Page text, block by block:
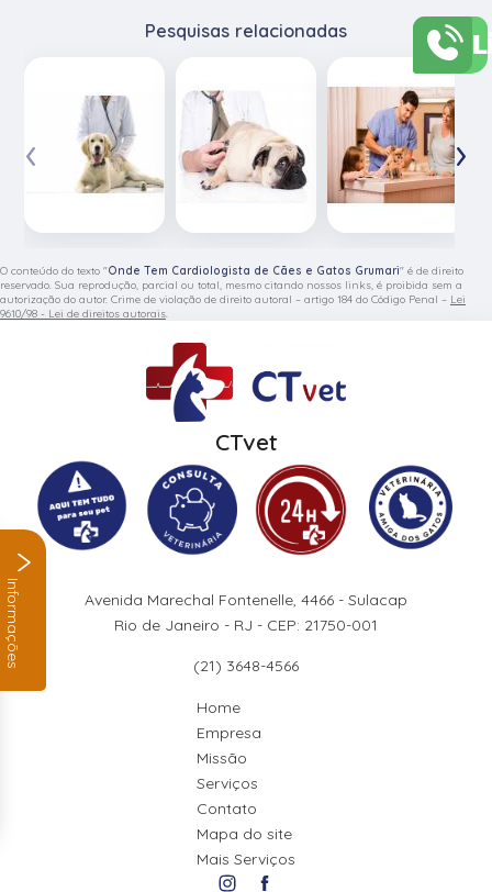
Pesquisas relacionadas
‹ ›
O conteúdo do texto "Onde Tem Cardiologista de Cães e Gatos Grumari" é de direito
reservado. Sua reprodução, parcial ou total, mesmo citando nossos links, é proibida sem a
autorização do autor. Crime de violação de direito autoral – artigo 184 do Código Penal – Lei
9610/98 - Lei de direitos autorais.
CTvet
Avenida Marechal Fontenelle, 4466 - Sulacap
Rio de Janeiro - RJ - CEP: 21750-001
(21) 3648-4566
Home
Empresa
Missão
Serviços
Contato
Mapa do site
Mais Serviços
Informações